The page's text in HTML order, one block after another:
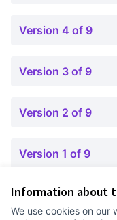
Information about
We use cookies on our
Version 4 of 9
Version 3 of 9
Version 2 of 9
Version 1 of 9
Cookie settings